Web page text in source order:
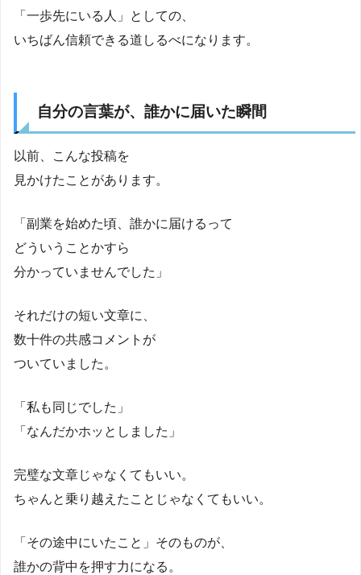
「一歩先にいる人」としての、
いちばん信頼できる道しるべになります。
自分の言葉が、誰かに届いた瞬間
以前、こんな投稿を
見かけたことがあります。
「副業を始めた頃、誰かに届けるって
どういうことかすら
分かっていませんでした」
それだけの短い文章に、
数十件の共感コメントが
ついていました。
「私も同じでした」
「なんだかホッとしました」
完璧な文章じゃなくてもいい。
ちゃんと乗り越えたことじゃなくてもいい。
「その途中にいたこと」そのものが、
誰かの背中を押す力になる。